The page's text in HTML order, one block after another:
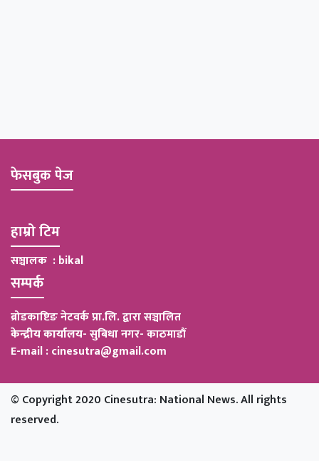
फेसबुक पेज
हाम्रो टिम
सञ्चालक : bikal
सम्पर्क
ब्रोडकाष्टिङ नेटवर्क प्रा.लि. द्वारा सञ्चालित
केन्द्रीय कार्यालय-सुबिधा नगर- काठमाडौं
E-mail : cinesutra@gmail.com
© Copyright 2020 Cinesutra: National News. All rights
reserved.